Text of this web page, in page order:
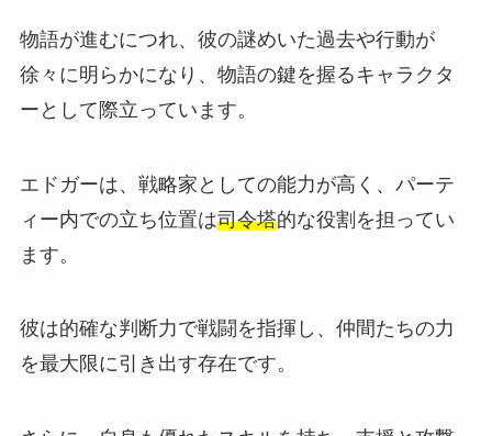
物語が進むにつれ、彼の謎めいた過去や行動が
徐々に明らかになり、物語の鍵を握るキャラクタ
ーとして際立っています。
エドガーは、戦略家としての能力が高く、パーテ
ィー内での立ち位置は司令塔的な役割を担ってい
ます。
彼は的確な判断力で戦闘を指揮し、仲間たちの力
を最大限に引き出す存在です。